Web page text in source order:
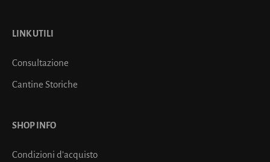
LINK UTILI
Consultazione
Cantine Storiche
SHOP INFO
Condizioni d’acquisto